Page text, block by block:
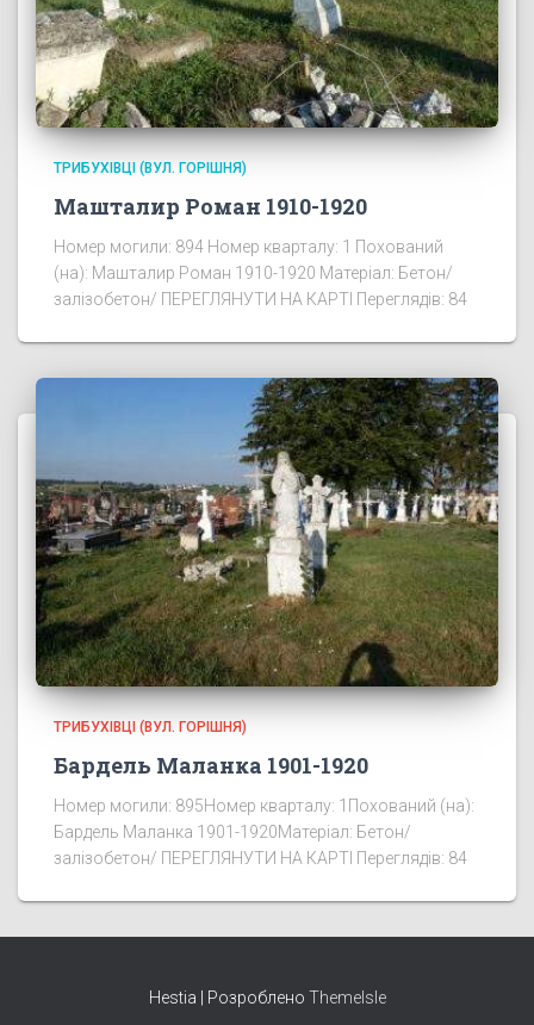
ТРИБУХІВЦІ (ВУЛ. ГОРІШНЯ)
Машталир Роман 1910-1920
Номер могили: 894 Номер кварталу: 1 Похований
(на): Машталир Роман 1910-1920 Матеріал: Бетон/
залізобетон/ ПЕРЕГЛЯНУТИ НА КАРТІ Переглядів: 84
ТРИБУХІВЦІ (ВУЛ. ГОРІШНЯ)
Бардель Маланка 1901-1920
Номер могили: 895Номер кварталу: 1Похований (на):
Бардель Маланка 1901-1920Матеріал: Бетон/
залізобетон/ ПЕРЕГЛЯНУТИ НА КАРТІ Переглядів: 84
Hestia | Розроблено ThemeIsle